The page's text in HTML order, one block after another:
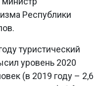
Республики
туристический
уровень 2020
(в 2019 году – 2,6